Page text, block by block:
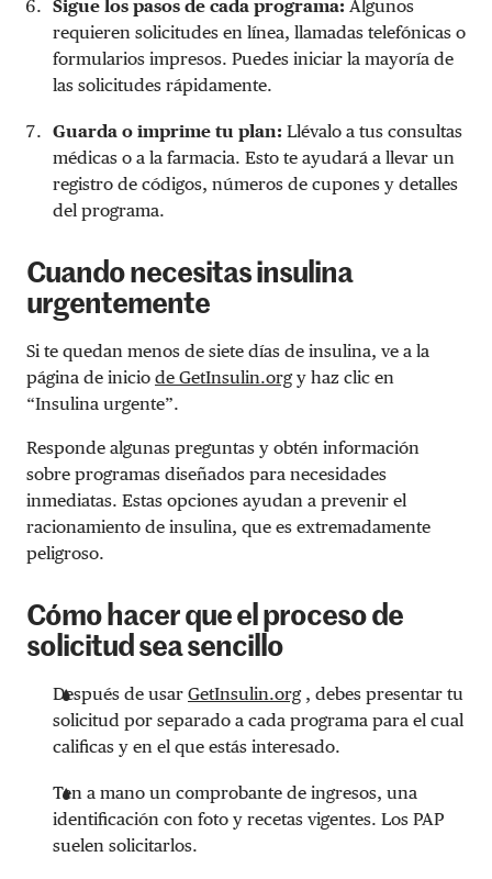
Sigue los pasos de cada programa: Algunos
requieren solicitudes en línea, llamadas telefónicas o
formularios impresos. Puedes iniciar la mayoría de
las solicitudes rápidamente.
Guarda o imprime tu plan: Llévalo a tus consultas
médicas o a la farmacia. Esto te ayudará a llevar un
registro de códigos, números de cupones y detalles
del programa.
Cuando necesitas insulina
urgentemente
Si te quedan menos de siete días de insulina, ve a la
página de inicio de GetInsulin.org y haz clic en
“Insulina urgente”.
Responde algunas preguntas y obtén información
sobre programas diseñados para necesidades
inmediatas. Estas opciones ayudan a prevenir el
racionamiento de insulina, que es extremadamente
peligroso.
Cómo hacer que el proceso de
solicitud sea sencillo
Después de usar GetInsulin.org , debes presentar tu
solicitud por separado a cada programa para el cual
calificas y en el que estás interesado.
Ten a mano un comprobante de ingresos, una
identificación con foto y recetas vigentes. Los PAP
suelen solicitarlos.